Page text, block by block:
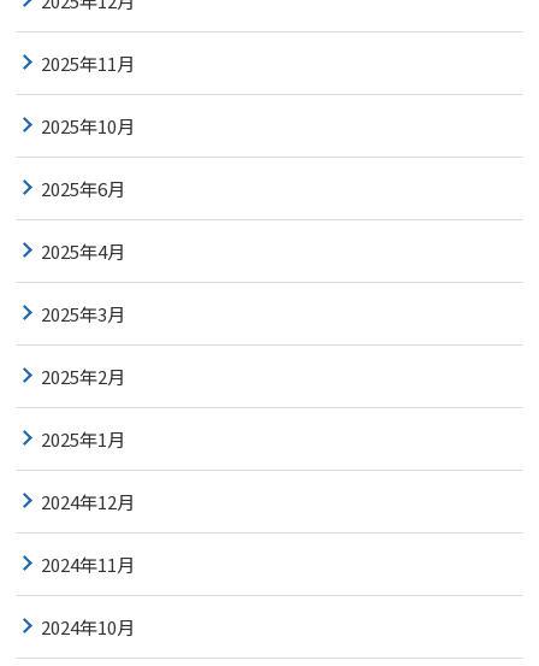
2025年11月
2025年10月
2025年6月
2025年4月
2025年3月
2025年2月
2025年1月
2024年12月
2024年11月
2024年10月